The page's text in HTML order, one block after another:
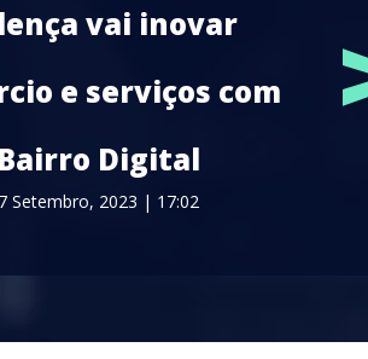
vai inovar
e serviços com
Bairro Digital
7 Setembro, 2023 | 17:02